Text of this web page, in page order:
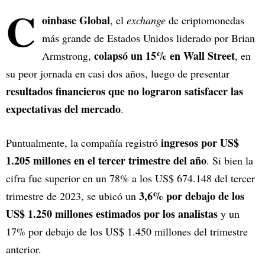
C oinbase Global, el exchange de criptomonedas
más grande de Estados Unidos liderado por Brian
Armstrong, colapsó un 15% en Wall Street, en
su peor jornada en casi dos años, luego de presentar
resultados financieros que no lograron satisfacer las
expectativas del mercado.
Puntualmente, la compañía registró ingresos por US$
1.205 millones en el tercer trimestre del año. Si bien la
cifra fue superior en un 78% a los US$ 674.148 del tercer
trimestre de 2023, se ubicó un 3,6% por debajo de los
US$ 1.250 millones estimados por los analistas y un
17% por debajo de los US$ 1.450 millones del trimestre
anterior.